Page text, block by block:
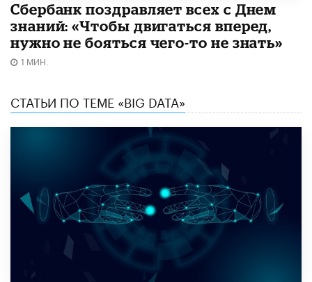
Сбербанк поздравляет всех с Днем
знаний: «Чтобы двигаться вперед,
нужно не бояться чего-то не знать»
1 МИН.
СТАТЬИ ПО ТЕМЕ «BIG DATA»